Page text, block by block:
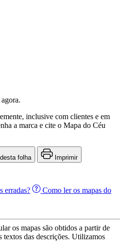
inclusive com clientes e em
a marca e cite o Mapa do Céu
folha Imprimir
erradas?
Como ler os mapas do
os mapas são obtidos a partir de
textos das descrições. Utilizamos